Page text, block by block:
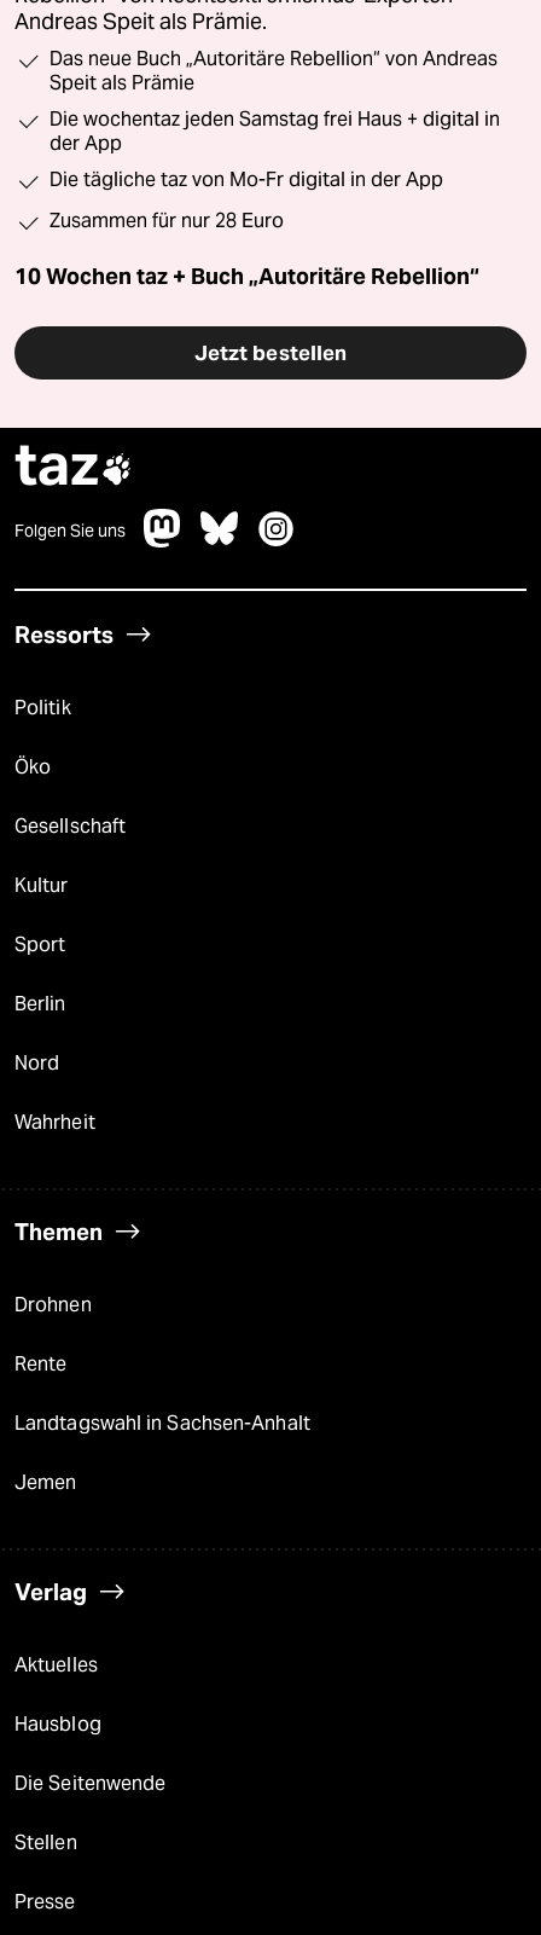
Andreas Speit als Prämie.
Das neue Buch „Autoritäre Rebellion“ von Andreas
Speit als Prämie
Die wochentaz jeden Samstag frei Haus + digital in
der App
Die tägliche taz von Mo-Fr digital in der App
Zusammen für nur 28 Euro
10 Wochen taz + Buch „Autoritäre Rebellion“
Jetzt bestellen
taz
Folgen Sie uns
Ressorts
Politik
Öko
Gesellschaft
Kultur
Sport
Berlin
Nord
Wahrheit
Themen
Drohnen
Rente
Landtagswahl in Sachsen-Anhalt
Jemen
Verlag
Aktuelles
Hausblog
Die Seitenwende
Stellen
Presse